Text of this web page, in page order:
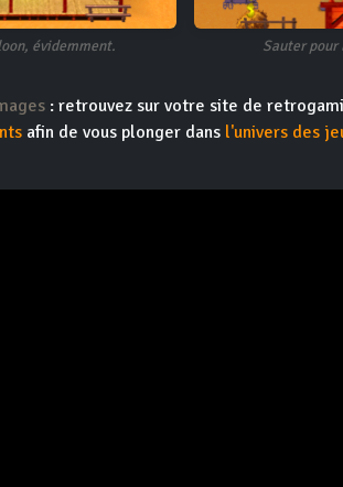
évidemment. Sauter pour
: retrouvez sur votre site de
afin de vous plonger dans l'univers des